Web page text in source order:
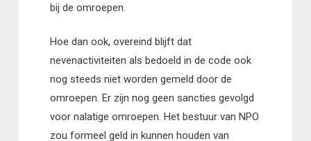
bij de omroepen.
Hoe dan ook, overeind blijft dat
nevenactiviteiten als bedoeld in de code ook
nog steeds niet worden gemeld door de
omroepen. Er zijn nog geen sancties gevolgd
voor nalatige omroepen. Het bestuur van NPO
zou formeel geld in kunnen houden van